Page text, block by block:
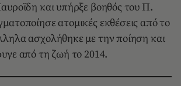
και υπήρξε βοηθός του Π.
ατομικές εκθέσεις από το
ασχολήθηκε με την ποίηση και
από τη ζωή το 2014.